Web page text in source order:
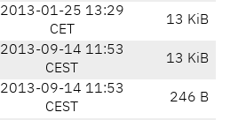
2013-01-25 13:29
CET
13 KiB
2013-09-14 11:53
CEST
13 KiB
2013-09-14 11:53
CEST
246 B